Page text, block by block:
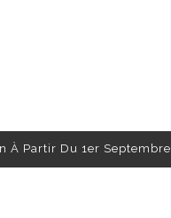
À Partir Du 1er Septembre